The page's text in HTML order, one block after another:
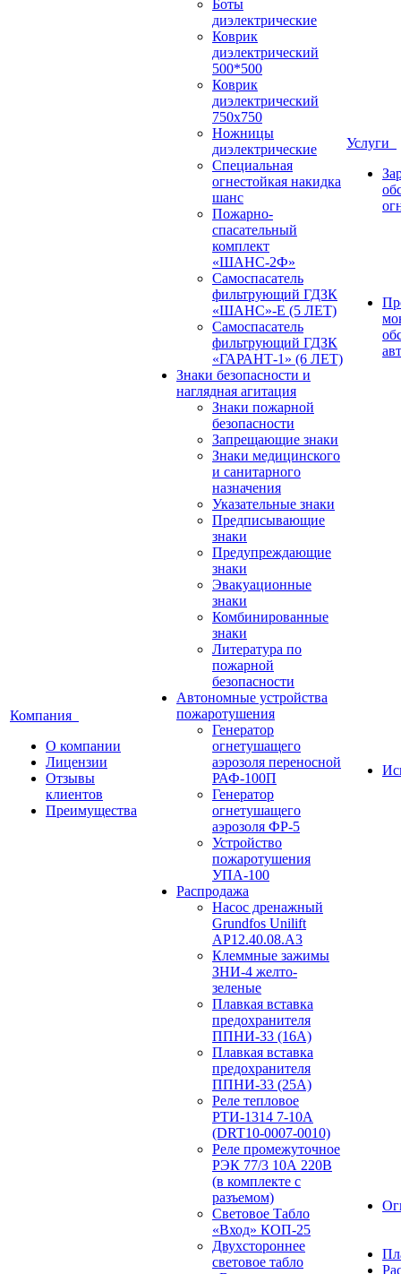
Компания
О компании
Лицензии
Отзывы
клиентов
Преимущества
Боты
диэлектрические
Коврик
диэлектрический
500*500
Коврик
диэлектрический
750х750
Ножницы
диэлектрические
Специальная
огнестойкая накидка
шанс
Пожарно-
спасательный
комплект
«ШАНС-2Ф»
Самоспасатель
фильтрующий ГДЗК
«ШАНС»-Е (5 ЛЕТ)
Самоспасатель
фильтрующий ГДЗК
«ГАРАНТ-1» (6 ЛЕТ)
Знаки безопасности и
наглядная агитация
Знаки пожарной
безопасности
Запрещающие знаки
Знаки медицинского
и санитарного
назначения
Указательные знаки
Предписывающие
знаки
Предупреждающие
знаки
Эвакуационные
знаки
Комбинированные
знаки
Литература по
пожарной
безопасности
Автономные устройства
пожаротушения
Генератор
огнетушащего
аэрозоля переносной
РАФ-100П
Генератор
огнетушащего
аэрозоля ФР-5
Устройство
пожаротушения
УПА-100
Распродажа
Насос дренажный
Grundfos Unilift
АP12.40.08.A3
Клеммные зажимы
ЗНИ-4 желто-
зеленые
Плавкая вставка
предохранителя
ППНИ-33 (16А)
Плавкая вставка
предохранителя
ППНИ-33 (25А)
Реле тепловое
РТИ-1314 7-10А
(DRT10-0007-0010)
Реле промежуточное
РЭК 77/3 10А 220В
(в комплекте с
разъемом)
Световое Табло
«Вход» КОП-25
Двухстороннее
световое табло
Услуги